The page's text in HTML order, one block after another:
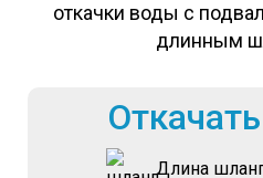
откачки воды с
длинным
Длина